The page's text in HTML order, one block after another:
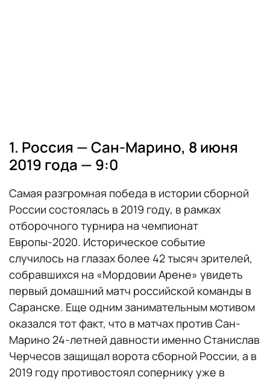
1. Россия — Сан-Марино, 8 июня
2019 года — 9:0
Самая разгромная победа в истории сборной
России состоялась в 2019 году, в рамках
отборочного турнира на чемпионат
Европы-2020. Историческое событие
случилось на глазах более 42 тысяч зрителей,
собравшихся на «Мордовии Арене» увидеть
первый домашний матч российской команды в
Саранске. Еще одним занимательным мотивом
оказался тот факт, что в матчах против Сан-
Марино 24-летней давности именно Станислав
Черчесов защищал ворота сборной России, а в
2019 году противостоял сопернику уже в